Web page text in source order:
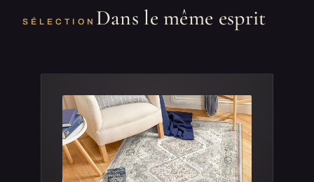
SÉLECTION Dans le même esprit